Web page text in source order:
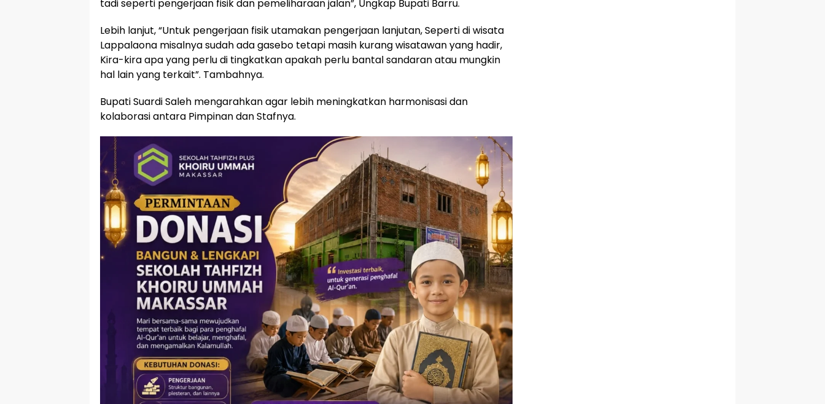
tadi seperti pengerjaan fisik dan pemeliharaan jalan”, Ungkap Bupati Barru.
Lebih lanjut, “Untuk pengerjaan fisik utamakan pengerjaan lanjutan, Seperti di wisata
Lappalaona misalnya sudah ada gasebo tetapi masih kurang wisatawan yang hadir,
Kira-kira apa yang perlu di tingkatkan apakah perlu bantal sandaran atau mungkin
hal lain yang terkait”. Tambahnya.
Bupati Suardi Saleh mengarahkan agar lebih meningkatkan harmonisasi dan
kolaborasi antara Pimpinan dan Stafnya.